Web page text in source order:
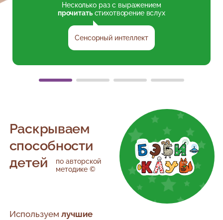
Несколько раз с выражением
прочитатьстихотворение вслух
Сенсорный интеллект
Раскрываем
способности
детей
по авторской
методике ©
Используем лучшие